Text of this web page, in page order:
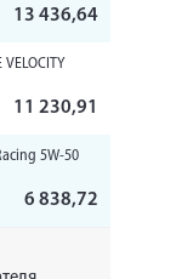
13 436,64
11 230,91
5W-50
6 838,72